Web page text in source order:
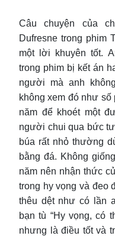
Câu chuyện của
Dufresne trong phim
một lời khuyên tốt.
trong phim bị kết án
người mà anh
không xem đó như
năm để khoét một
người chui qua bức
búa rất nhỏ thường
bằng đá. Không
năm nên nhận thức
trong hy vọng và đeo
thêu dệt như có lần
bạn tù “Hy vọng, có
nhưng là điều tốt và